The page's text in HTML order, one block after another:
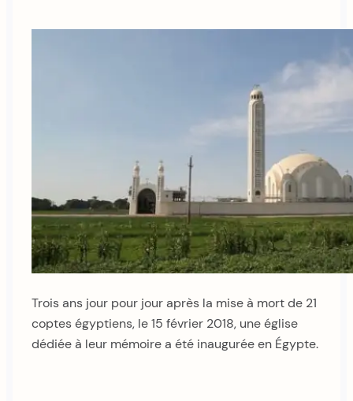
Trois ans jour pour jour après la mise à mort de 21
coptes égyptiens, le 15 février 2018, une église
dédiée à leur mémoire a été inaugurée en Égypte.